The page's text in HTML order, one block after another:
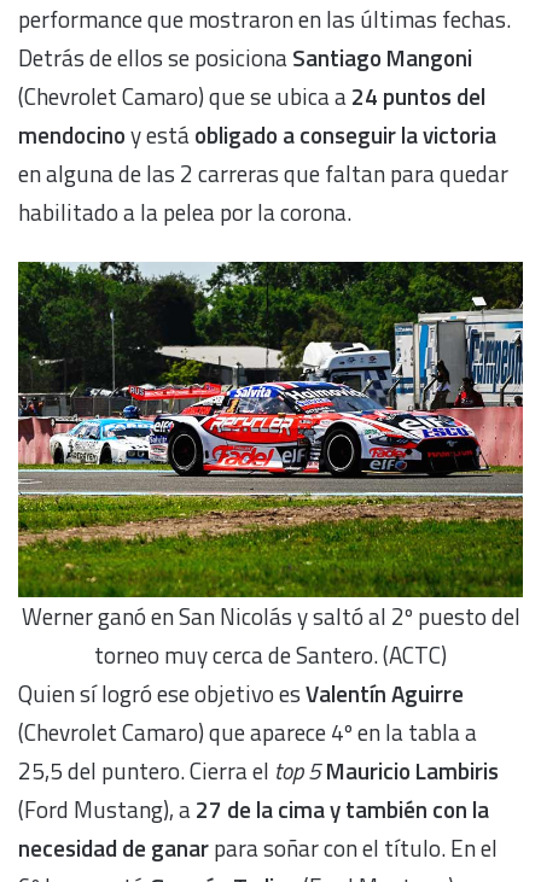
performance que mostraron en las últimas fechas.
Detrás de ellos se posicionaSantiago Mangoni
(Chevrolet Camaro) que se ubica a24 puntos del
mendocinoy estáobligado a conseguir la victoria
en alguna de las 2 carreras que faltan para quedar
habilitado a la pelea por la corona.
Werner ganó en San Nicolás y saltó al 2º puesto del
torneo muy cerca de Santero. (ACTC)
Quien sí logró ese objetivo esValentín Aguirre
(Chevrolet Camaro) que aparece 4º en la tabla a
25,5 del puntero. Cierra el top 5Mauricio Lambiris
(Ford Mustang), a27 de la cima y también con la
necesidad de ganarpara soñar con el título. En el